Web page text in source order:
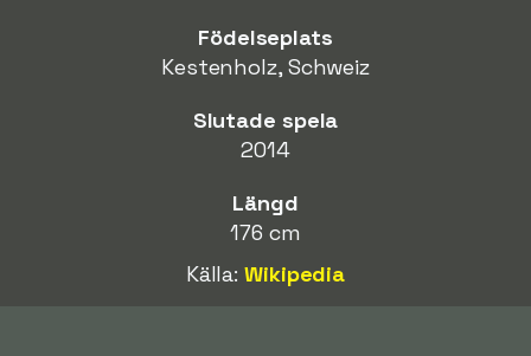
Födelseplats
Kestenholz, Schweiz
Slutade spela
2014
Längd
176 cm
Källa:Wikipedia